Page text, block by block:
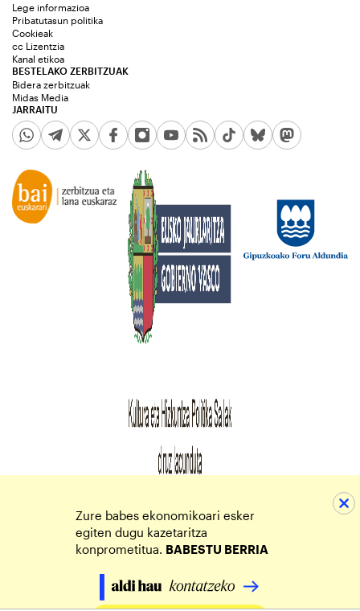
JARRAITU
Lege informazioa
Pribatutasun politika
Cookieak
cc Lizentzia
Kanal etikoa
BESTELAKO ZERBITZUAK
Bidera zerbitzuak
Midas Media
Zure babes ekonomikoari esker
egiten dugu kazetaritza
konprometitua. BABESTU BERRIA